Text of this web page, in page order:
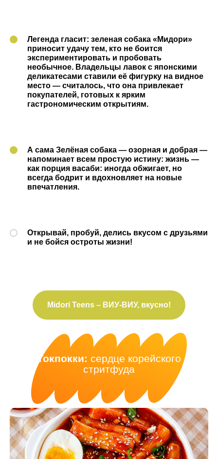
Легенда гласит: зеленая собака «Мидори»
приносит удачу тем, кто не боится
экспериментировать и пробовать
необычное. Владельцы лавок с японскими
деликатесами ставили её фигурку на видное
место — считалось, что она привлекает
покупателей, готовых к ярким
гастрономическим открытиям.
А сама Зелёная собака — озорная и добрая —
напоминает всем простую истину: жизнь —
как порция васаби: иногда обжигает, но
всегда бодрит и вдохновляет на новые
впечатления.
Открывай, пробуй, делись вкусом с друзьями
и не бойся остроты жизни!
Midori Teens – ВИУ-ВИУ, вкусно!
Токпокки: сердце корейского
стритфуда